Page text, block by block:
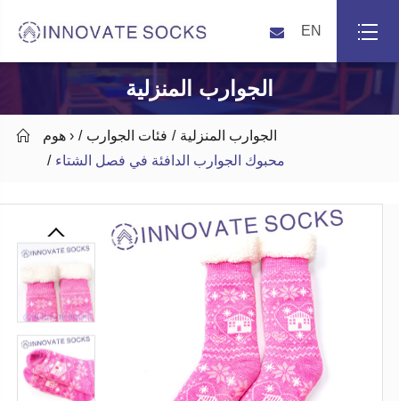
EN
الجوارب المنزلية
 هوم › فئات الجوارب
الجوارب المنزلية
محبوك الجوارب الدافئة في فصل الشتاء